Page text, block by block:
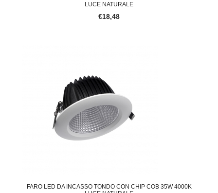
LUCE NATURALE
€18,48
FARO LED DA INCASSO TONDO CON CHIP COB 35W 4000K